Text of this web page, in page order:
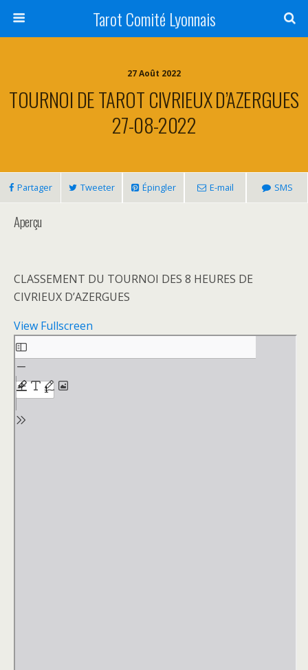
Tarot Comité Lyonnais
27 Août 2022
TOURNOI DE TAROT CIVRIEUX D’AZERGUES
27-08-2022
Partager Tweeter Épingler E-mail SMS
Aperçu
CLASSEMENT DU TOURNOI DES 8 HEURES DE
CIVRIEUX D’AZERGUES
View Fullscreen